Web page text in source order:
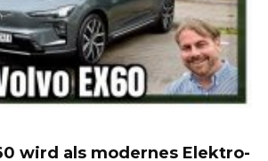
wird als modernes Elektro-